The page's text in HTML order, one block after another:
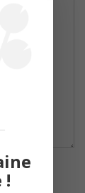
!